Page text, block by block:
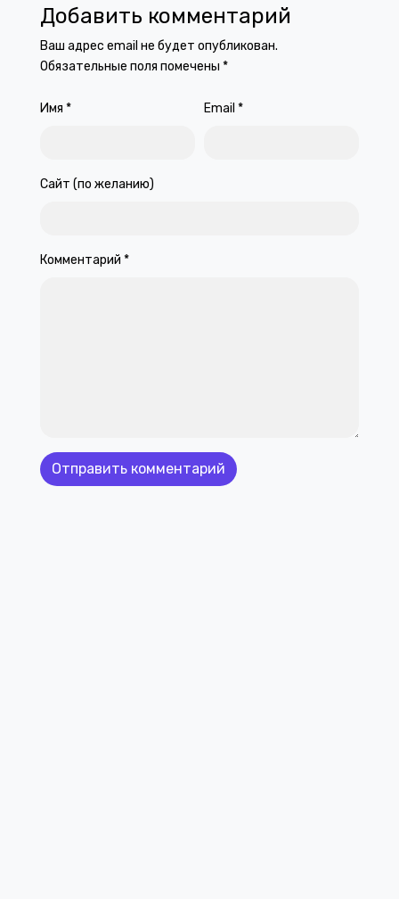
Добавить комментарий
Ваш адрес email не будет опубликован.
Обязательные поля помечены *
Имя * Email *
Сайт (по желанию)
Комментарий *